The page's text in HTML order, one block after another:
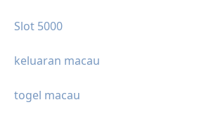
Slot 5000
keluaran macau
togel macau